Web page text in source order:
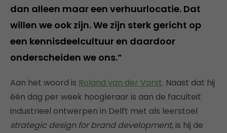
dan alleen maar een verhuurlocatie. Dat
willen we ook zijn. We zijn sterk gericht op
een kennisdeelcultuur en daardoor
onderscheiden we ons.”
Aan het woord is Roland van der Vorst. Naast dat hij
één dag per week hoogleraar is aan de faculteit
industrieel ontwerpen in Delft met als leerstoel
strategic design for brand development, is hij de